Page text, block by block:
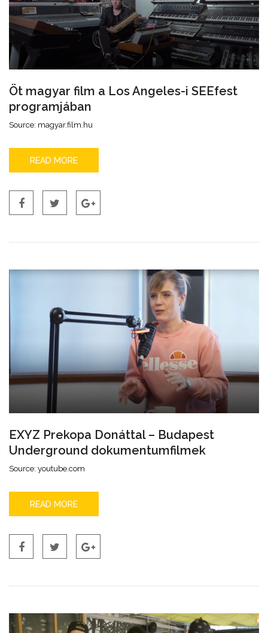
Öt magyar film a Los Angeles-i SEEfest
programjában
Source: magyar.film.hu
READ MORE
EXYZ Prekopa Donáttal – Budapest
Underground dokumentumfilmek
Source: youtube.com
READ MORE